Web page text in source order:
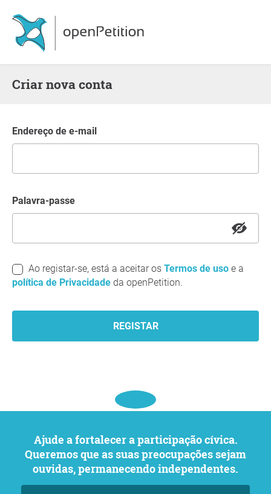
Criar nova conta
Endereço de e-mail
Palavra-passe
Ao registar-se, está a aceitar os Termos de uso e a
política de Privacidade da openPetition.
REGISTAR
Ajude a fortalecer a participação cívica.
Queremos que as suas preocupações sejam
ouvidas, permanecendo independentes.